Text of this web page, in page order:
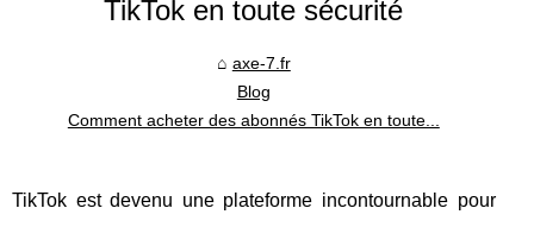
TikTok en toute sécurité
axe-7.fr
Blog
Comment acheter des abonnés TikTok en toute...
TikTok est devenu une plateforme incontournable pour